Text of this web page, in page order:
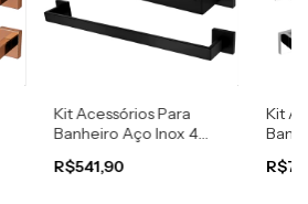
Kit Acessórios Para
Banheiro Aço Inox 4
Fosco
R$541,90
Kit